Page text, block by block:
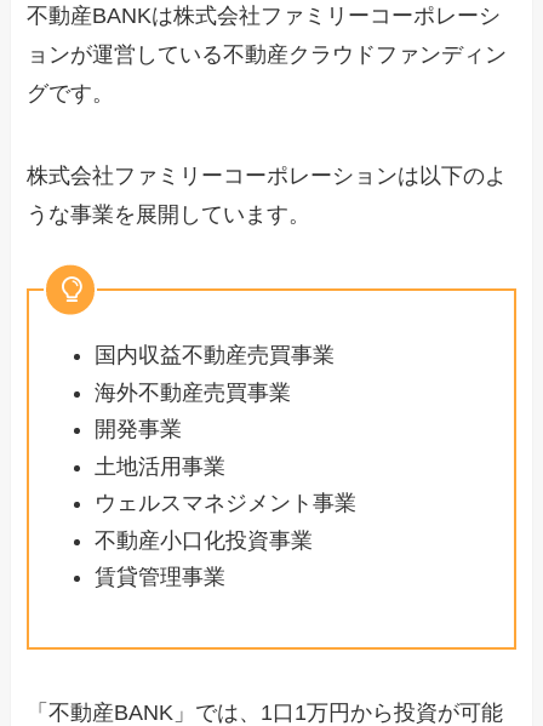
不動産BANKは株式会社ファミリーコーポレーシ
ョンが運営している不動産クラウドファンディン
グです。
株式会社ファミリーコーポレーションは以下のよ
うな事業を展開しています。
国内収益不動産売買事業
海外不動産売買事業
開発事業
土地活用事業
ウェルスマネジメント事業
不動産小口化投資事業
賃貸管理事業
「不動産BANK」では、1口1万円から投資が可能